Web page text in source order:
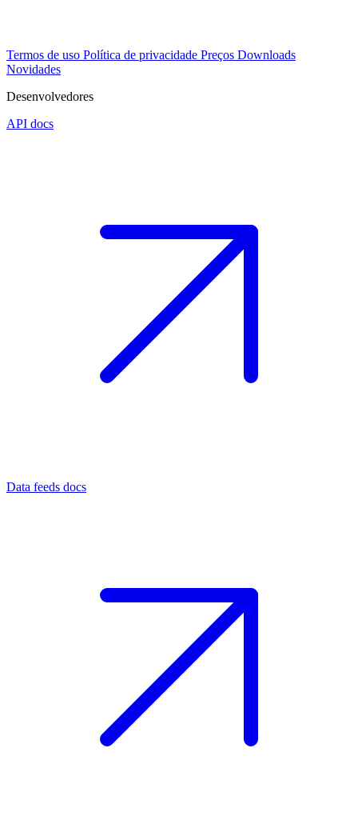
Termos de uso Política de privacidade Preços Downloads
Novidades
Desenvolvedores
API docs
Data feeds docs